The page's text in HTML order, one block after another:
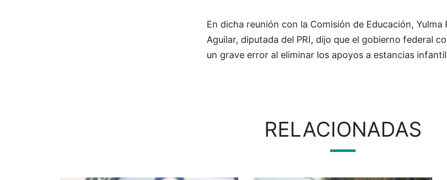
En dicha reunión con la Comisión de Educación, Yulma
Aguilar, diputada del PRI, dijo que el gobierno federal
un grave error al eliminar los apoyos a estancias
RELACIONADAS